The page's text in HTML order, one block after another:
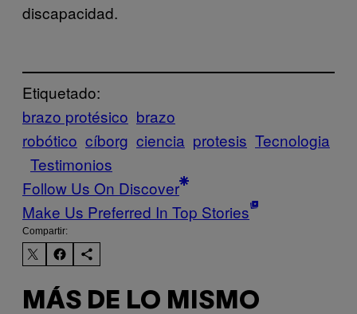
discapacidad.
Etiquetado:
brazo protésico brazo
robótico cíborg ciencia protesis Tecnologia
Testimonios
Follow Us On Discover
Make Us Preferred In Top Stories
Compartir:
MÁS DE LO MISMO